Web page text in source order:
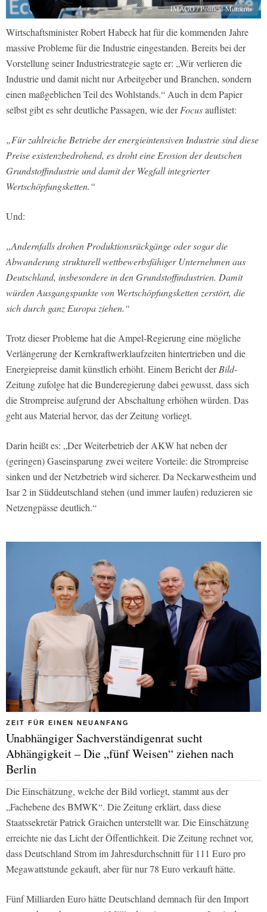
IMAGO / Political-Moments
Wirtschaftsminister Robert Habeck hat für die kommenden Jahre
massive Probleme für die Industrie eingestanden. Bereits bei der
Vorstellung seiner Industriestrategie sagte er: „Wir verlieren die
Industrie und damit nicht nur Arbeitgeber und Branchen, sondern
einen maßgeblichen Teil des Wohlstands.“ Auch in dem Papier
selbst gibt es sehr deutliche Passagen, wie derFocusauflistet:
„Für zahlreiche Betriebe der energieintensiven Industrie sind diese
Preise existenzbedrohend, es droht eine Erosion der deutschen
Grundstoffindustrie und damit der Wegfall integrierter
Wertschöpfungsketten.“
Und:
„Andernfalls drohen Produktionsrückgänge oder sogar die
Abwanderung strukturell wettbewerbsfähiger Unternehmen aus
Deutschland, insbesondere in den Grundstoffindustrien. Damit
würden Ausgangspunkte von Wertschöpfungsketten zerstört, die
sich durch ganz Europa ziehen.“
Trotz dieser Probleme hat die Ampel-Regierung eine mögliche
Verlängerung der Kernkraftwerklaufzeiten hintertrieben und die
Energiepreise damit künstlich erhöht. Einem Bericht derBild-
Zeitung zufolge hat die Bunderegierung dabei gewusst, dass sich
die Strompreise aufgrund der Abschaltung erhöhen würden. Das
geht aus Material hervor, das der Zeitung vorliegt.
Darin heißt es: „Der Weiterbetrieb der AKW hat neben der
(geringen) Gaseinsparung zwei weitere Vorteile: die Strompreise
sinken und der Netzbetrieb wird sicherer. Da Neckarwestheim und
Isar 2 in Süddeutschland stehen (und immer laufen) reduzieren sie
Netzengpässe deutlich.“
ZEIT FÜR EINEN NEUANFANG
Unabhängiger Sachverständigenrat sucht
Abhängigkeit – Die „fünf Weisen“ ziehen nach
Berlin
Die Einschätzung, welche derBildvorliegt, stammt aus der
„Fachebene des BMWK“. Die Zeitung erklärt, dass diese
Staatssekretär Patrick Graichen unterstellt war. Die Einschätzung
erreichte nie das Licht der Öffentlichkeit. Die Zeitung rechnet vor,
dass Deutschland Strom im Jahresdurchschnitt für 111 Euro pro
Megawattstunde gekauft, aber für nur 78 Euro verkauft hätte.
Fünf Milliarden Euro hätte Deutschland demnach für den Import